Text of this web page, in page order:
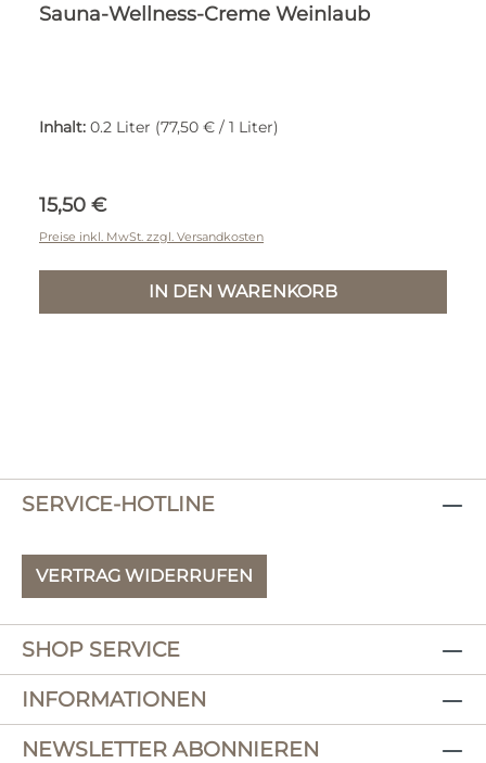
Sauna-Wellness-Creme Weinlaub
Inhalt: 0.2 Liter (77,50 € / 1 Liter)
Regulärer Preis:
15,50 €
Preise inkl. MwSt. zzgl. Versandkosten
IN DEN WARENKORB
SERVICE-HOTLINE
VERTRAG WIDERRUFEN
SHOP SERVICE
INFORMATIONEN
NEWSLETTER ABONNIEREN